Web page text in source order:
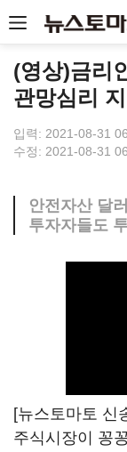
(영상)금리
관망심리
입력: 2021-08-31
수정: 2021-08-31
안전자산 달
투자자들도
[뉴스토마토 신
주식시장이 꽁